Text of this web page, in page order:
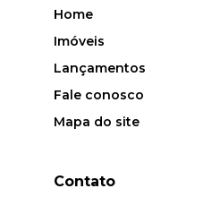
Home
Imóveis
Lançamentos
Fale conosco
Mapa do site
Contato